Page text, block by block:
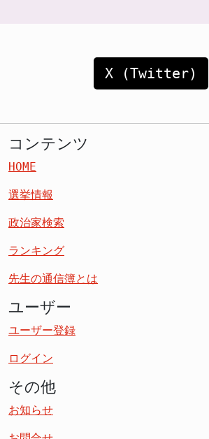
X (Twitter)
コンテンツ
HOME
選挙情報
政治家検索
ランキング
先生の通信簿とは
ユーザー
ユーザー登録
ログイン
その他
お知らせ